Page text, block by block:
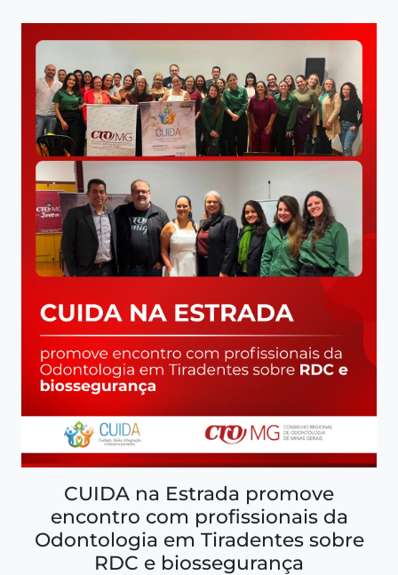
CUIDA na Estrada promove
encontro com profissionais da
Odontologia em Tiradentes sobre
RDC e biossegurança